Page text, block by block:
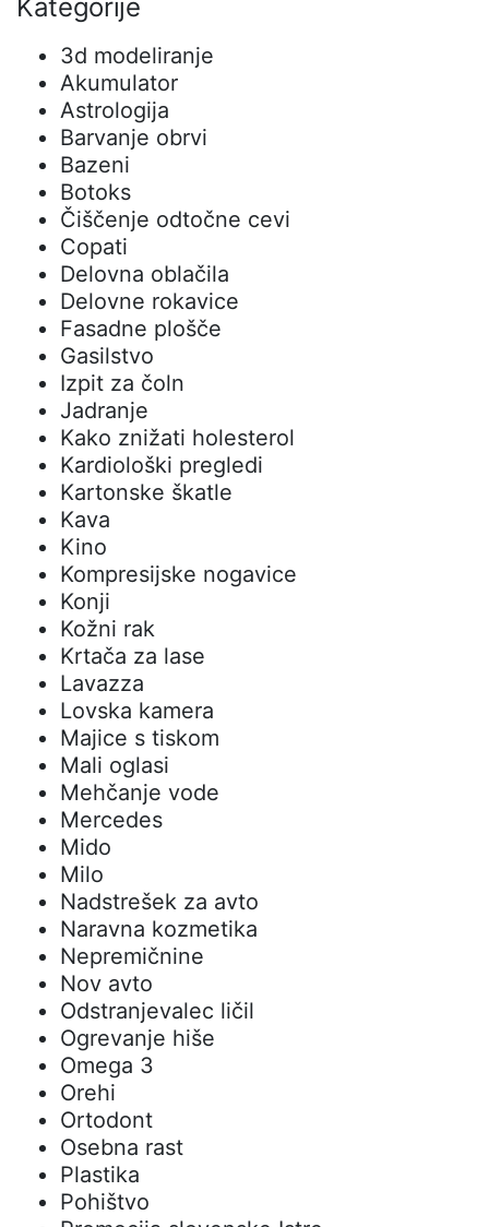
Kategorije
3d modeliranje
Akumulator
Astrologija
Barvanje obrvi
Bazeni
Botoks
Čiščenje odtočne cevi
Copati
Delovna oblačila
Delovne rokavice
Fasadne plošče
Gasilstvo
Izpit za čoln
Jadranje
Kako znižati holesterol
Kardiološki pregledi
Kartonske škatle
Kava
Kino
Kompresijske nogavice
Konji
Kožni rak
Krtača za lase
Lavazza
Lovska kamera
Majice s tiskom
Mali oglasi
Mehčanje vode
Mercedes
Mido
Milo
Nadstrešek za avto
Naravna kozmetika
Nepremičnine
Nov avto
Odstranjevalec ličil
Ogrevanje hiše
Omega 3
Orehi
Ortodont
Osebna rast
Plastika
Pohištvo